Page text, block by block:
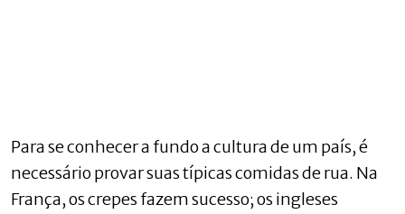
Para se conhecer a fundo a cultura de um país, é
necessário provar suas típicas comidas de rua. Na
França, os crepes fazem sucesso; os ingleses